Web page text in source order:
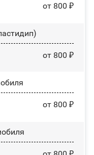
от 800 ₽
от 800 ₽
от 800 ₽